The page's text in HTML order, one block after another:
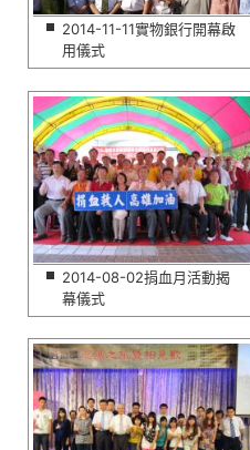
2014-11-11實物銀行開幕啟
用儀式
2014-08-02捐血月活動揭
幕儀式